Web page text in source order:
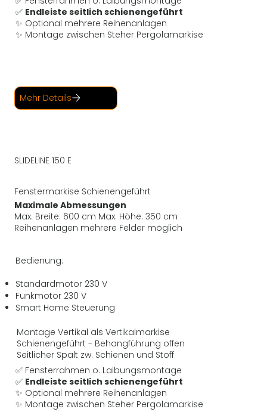
✅ Endleiste seitlich schienengeführt
✨ Optional mehrere Reihenanlagen
✨ Montage zwischen Steher Pergolamarkise
Mehr Details
SLIDELINE 150 E
Fenstermarkise Schienengeführt
Maximale Abmessungen
Max. Breite: 600 cm Max. Höhe: 350 cm
Reihenanlagen mehrere Felder möglich
Bedienung:
Standardmotor 230 V
Funkmotor 230 V
Smart Home Steuerung
Montage Vertikal als Vertikalmarkise
Schienengeführt - Behangführung offen
Seitlicher Spalt zw. Schienen und Stoff
✅ Fensterrahmen o. Laibungsmontage
✅ Endleiste seitlich schienengeführt
✨ Optional mehrere Reihenanlagen
✨ Montage zwischen Steher Pergolamarkise